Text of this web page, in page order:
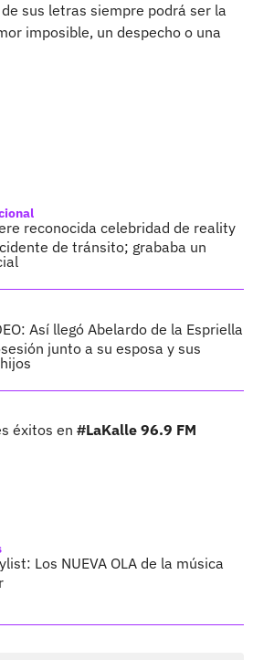
sus letras siempre podrá ser la
imposible, un despecho o una
reconocida celebridad de reality
de tránsito; grababa un
Así llegó Abelardo de la Espriella
junto a su esposa y sus
éxitos en #LaKalle 96.9 FM
Los NUEVA OLA de la música